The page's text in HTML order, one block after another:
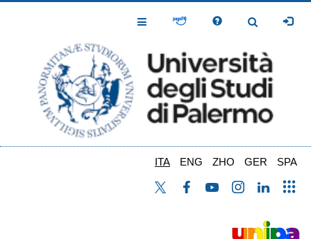
Toggle
Toggle
ITA ENG ZHO GER SPA